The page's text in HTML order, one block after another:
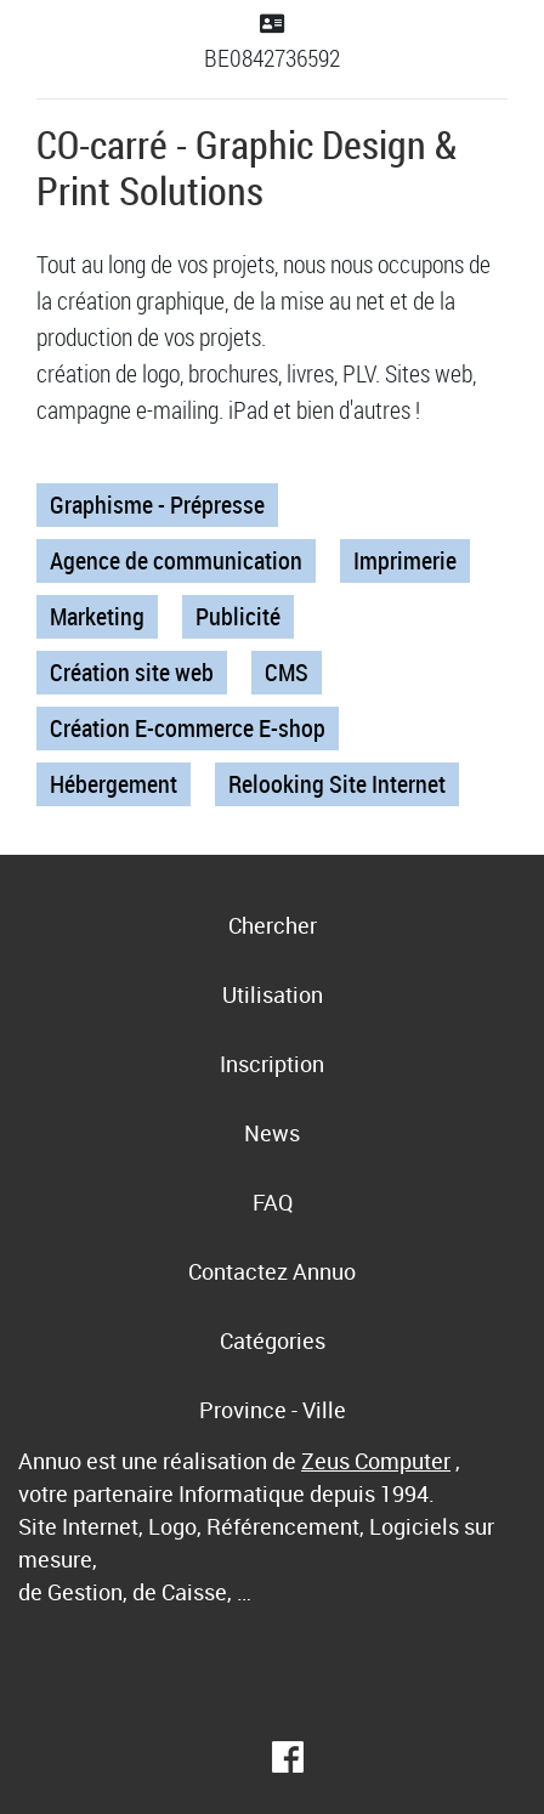
BE0842736592
CO-carré - Graphic Design &
Print Solutions
Tout au long de vos projets, nous nous occupons de
la création graphique, de la mise au net et de la
production de vos projets.
création de logo, brochures, livres, PLV. Sites web,
campagne e-mailing. iPad et bien d'autres !
Graphisme - Prépresse
Agence de communication
Imprimerie
Marketing
Publicité
Création site web
CMS
Création E-commerce E-shop
Hébergement
Relooking Site Internet
Chercher
Utilisation
Inscription
News
FAQ
Contactez Annuo
Catégories
Province - Ville
Annuo est une réalisation de Zeus Computer ,
votre partenaire Informatique depuis 1994.
Site Internet, Logo, Référencement, Logiciels sur
mesure,
de Gestion, de Caisse, …